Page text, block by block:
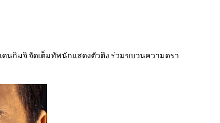
ดนกิมจิ จัดเต็มทัพนักแสดงตัวตึง ร่วมขบวนความดรา